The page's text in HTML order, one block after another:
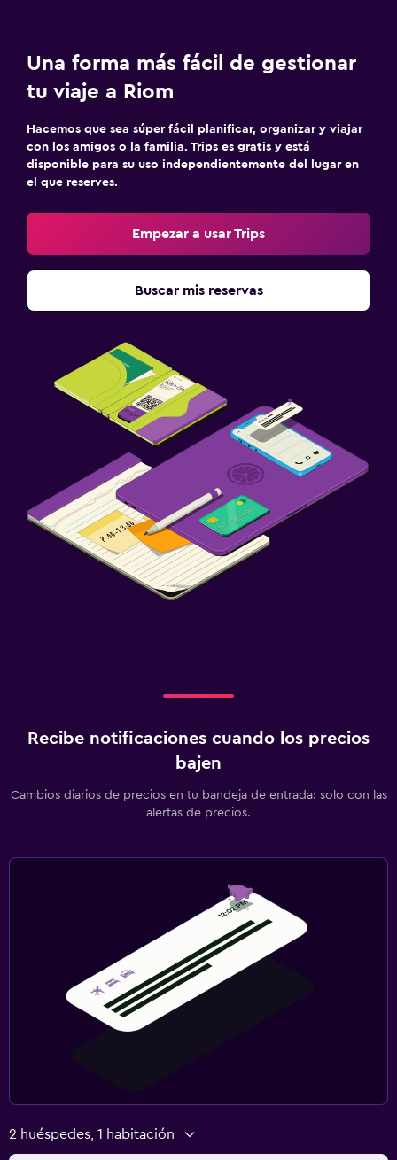
Una forma más fácil de gestionar
tu viaje a Riom
Hacemos que sea súper fácil planificar, organizar y viajar
con los amigos o la familia. Trips es gratis y está
disponible para su uso independientemente del lugar en
el que reserves.
Empezar a usar Trips
Buscar mis reservas
Recibe notificaciones cuando los precios
bajen
Cambios diarios de precios en tu bandeja de entrada: solo con las
alertas de precios.
2 huéspedes, 1 habitación